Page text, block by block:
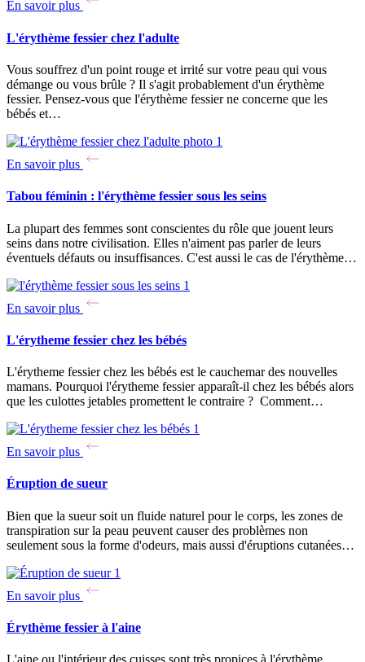
En savoir plus
L'érythème fessier chez l'adulte
Vous souffrez d'un point rouge et irrité sur votre peau qui vous
démange ou vous brûle ? Il s'agit probablement d'un érythème
fessier. Pensez-vous que l'érythème fessier ne concerne que les
bébés et…
En savoir plus
Tabou féminin : l'érythème fessier sous les seins
La plupart des femmes sont conscientes du rôle que jouent leurs
seins dans notre civilisation. Elles n'aiment pas parler de leurs
éventuels défauts ou insuffisances. C'est aussi le cas de l'érythème…
En savoir plus
L'érytheme fessier chez les bébés
L'érytheme fessier chez les bébés est le cauchemar des nouvelles
mamans. Pourquoi l'érytheme fessier apparaît-il chez les bébés alors
que les culottes jetables promettent le contraire ? Comment…
En savoir plus
Éruption de sueur
Bien que la sueur soit un fluide naturel pour le corps, les zones de
transpiration sur la peau peuvent causer des problèmes non
seulement sous la forme d'odeurs, mais aussi d'éruptions cutanées…
En savoir plus
Érythème fessier à l'aine